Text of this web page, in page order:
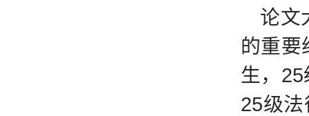
论文
的重要
生，
25级